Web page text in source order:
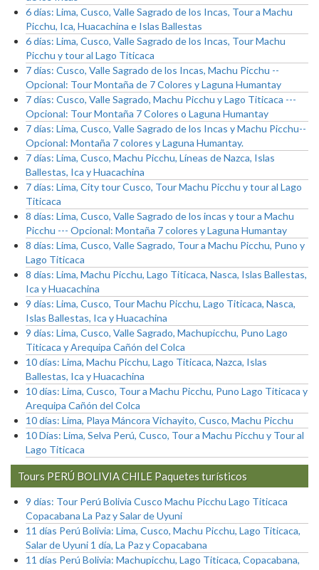
6 días: Lima, Cusco, Valle Sagrado de los Incas, Tour a Machu
Picchu, Ica, Huacachina e Islas Ballestas
6 días: Lima, Cusco, Valle Sagrado de los Incas, Tour Machu
Picchu y tour al Lago Titicaca
7 días: Cusco, Valle Sagrado de los Incas, Machu Picchu --
Opcional: Tour Montaña de 7 Colores y Laguna Humantay
7 días: Cusco, Valle Sagrado, Machu Picchu y Lago Titicaca ---
Opcional: Tour Montaña 7 Colores o Laguna Humantay
7 días: Lima, Cusco, Valle Sagrado de los Incas y Machu Picchu--
Opcional: Montaña 7 colores y Laguna Humantay.
7 días: Lima, Cusco, Machu Picchu, Líneas de Nazca, Islas
Ballestas, Ica y Huacachina
7 días: Lima, City tour Cusco, Tour Machu Picchu y tour al Lago
Titicaca
8 días: Lima, Cusco, Valle Sagrado de los incas y tour a Machu
Picchu --- Opcional: Montaña 7 colores y Laguna Humantay
8 días: Lima, Cusco, Valle Sagrado, Tour a Machu Picchu, Puno y
Lago Titicaca
8 días: Lima, Machu Picchu, Lago Titicaca, Nasca, Islas Ballestas,
Ica y Huacachina
9 días: Lima, Cusco, Tour Machu Picchu, Lago Titicaca, Nasca,
Islas Ballestas, Ica y Huacachina
9 días: Lima, Cusco, Valle Sagrado, Machupicchu, Puno Lago
Titicaca y Arequipa Cañón del Colca
10 días: Lima, Machu Picchu, Lago Titicaca, Nazca, Islas
Ballestas, Ica y Huacachina
10 días: Lima, Cusco, Tour a Machu Picchu, Puno Lago Titicaca y
Arequipa Cañón del Colca
10 días: Lima, Playa Máncora Vichayito, Cusco, Machu Picchu
10 Días: Lima, Selva Perú, Cusco, Tour a Machu Picchu y Tour al
Lago Titicaca
Tours PERÚ BOLIVIA CHILE Paquetes turísticos
9 días: Tour Perú Bolivia Cusco Machu Picchu Lago Titicaca
Copacabana La Paz y Salar de Uyuni
11 días Perú Bolivia: Lima, Cusco, Machu Picchu, Lago Titicaca,
Salar de Uyuni 1 día, La Paz y Copacabana
11 días Perú Bolivia: Machupicchu, Lago Titicaca, Copacabana,